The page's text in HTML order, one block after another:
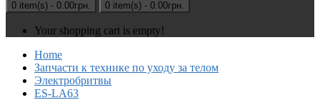
0 item(s) - 0.00грн. 0 item(s) - 0.00грн.
Your shopping cart is empty!
Home
Запчасти к технике по уходу за телом
Электробритвы
ES-LA63